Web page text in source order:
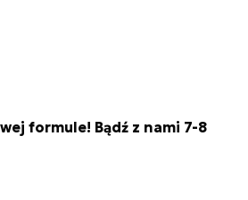
formule! Bądź z nami 7-8